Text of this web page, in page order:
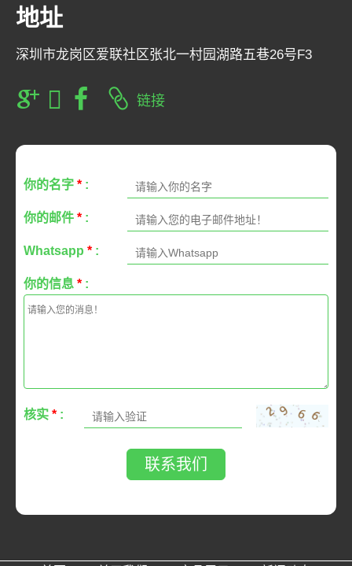
地址
深圳市龙岗区爱联社区张北一村园湖路五巷26号F3
链接
你的名字 * :
你的邮件 * :
Whatsapp * :
你的信息 * :
核实 * :
联系我们